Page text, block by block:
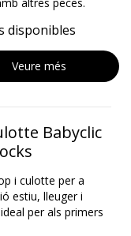
disponibles
Veure més
Babyclic
i culotte per a
estiu, lleuger i
per als primers